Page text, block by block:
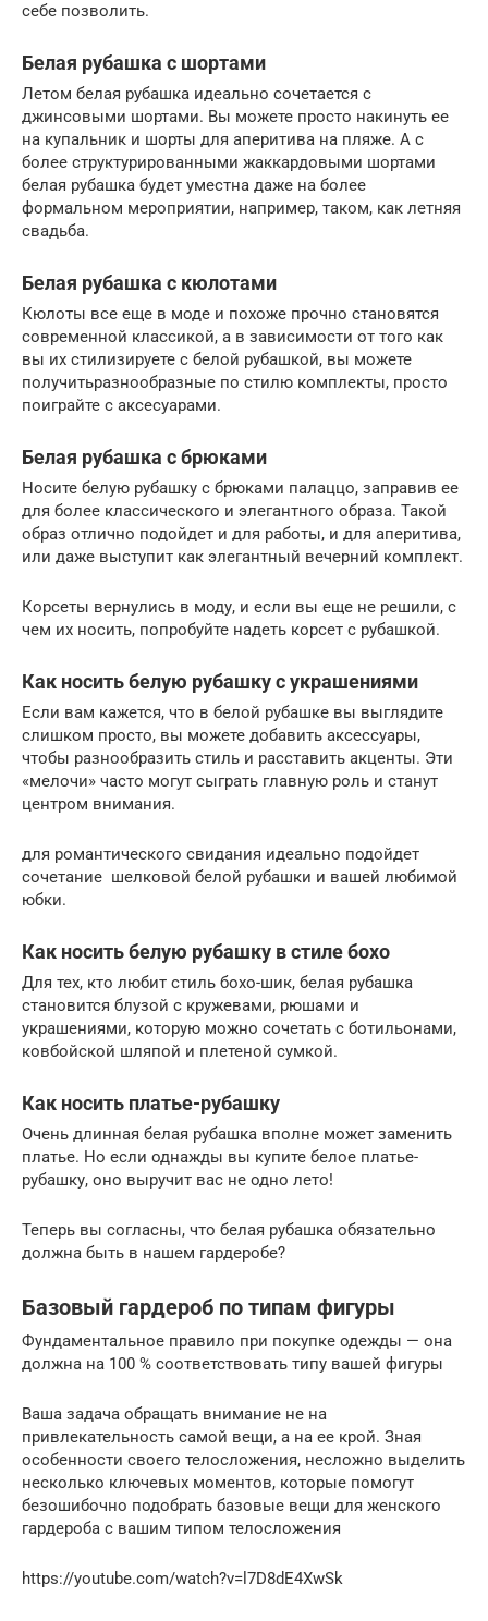
себе позволить.
Белая рубашка с шортами
Летом белая рубашка идеально сочетается с
джинсовыми шортами. Вы можете просто накинуть ее
на купальник и шорты для аперитива на пляже. А с
более структурированными жаккардовыми шортами
белая рубашка будет уместна даже на более
формальном мероприятии, например, таком, как летняя
свадьба.
Белая рубашка с кюлотами
Кюлоты все еще в моде и похоже прочно становятся
современной классикой, а в зависимости от того как
вы их стилизируете с белой рубашкой, вы можете
получитьразнообразные по стилю комплекты, просто
поиграйте с аксесуарами.
Белая рубашка с брюками
Носите белую рубашку с брюками палаццо, заправив ее
для более классического и элегантного образа. Такой
образ отлично подойдет и для работы, и для аперитива,
или даже выступит как элегантный вечерний комплект.
Корсеты вернулись в моду, и если вы еще не решили, с
чем их носить, попробуйте надеть корсет с рубашкой.
Как носить белую рубашку с украшениями
Если вам кажется, что в белой рубашке вы выглядите
слишком просто, вы можете добавить аксессуары,
чтобы разнообразить стиль и расставить акценты. Эти
«мелочи» часто могут сыграть главную роль и станут
центром внимания.
для романтического свидания идеально подойдет
сочетание шелковой белой рубашки и вашей любимой
юбки.
Как носить белую рубашку в стиле бохо
Для тех, кто любит стиль бохо-шик, белая рубашка
становится блузой с кружевами, рюшами и
украшениями, которую можно сочетать с ботильонами,
ковбойской шляпой и плетеной сумкой.
Как носить платье-рубашку
Очень длинная белая рубашка вполне может заменить
платье. Но если однажды вы купите белое платье-
рубашку, оно выручит вас не одно лето!
Теперь вы согласны, что белая рубашка обязательно
должна быть в нашем гардеробе?
Базовый гардероб по типам фигуры
Фундаментальное правило при покупке одежды — она
должна на 100 % соответствовать типу вашей фигуры
Ваша задача обращать внимание не на
привлекательность самой вещи, а на ее крой. Зная
особенности своего телосложения, несложно выделить
несколько ключевых моментов, которые помогут
безошибочно подобрать базовые вещи для женского
гардероба с вашим типом телосложения
https://youtube.com/watch?v=l7D8dE4XwSk